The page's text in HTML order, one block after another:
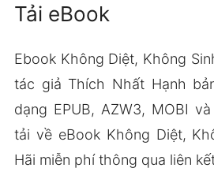
Tải eBook
Ebook Không Diệt, Không
tác giả Thích Nhất Hạnh
dạng EPUB, AZW3, MOBI
tải về eBook Không Diệt,
Hãi miễn phí thông qua liên